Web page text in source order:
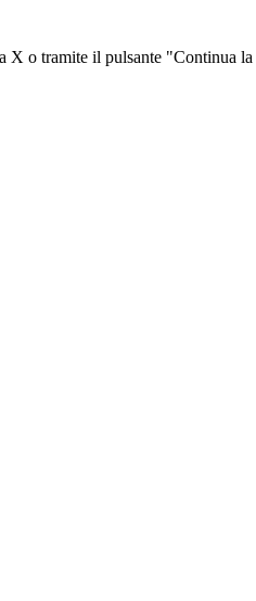
X o tramite il pulsante "Continua